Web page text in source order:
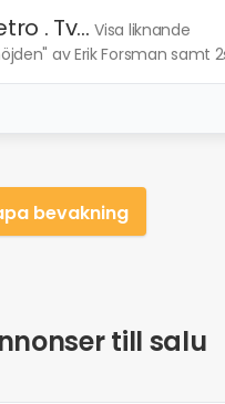
. Tv... Visa liknande
av Erik Forsman samt
bevakning
till salu